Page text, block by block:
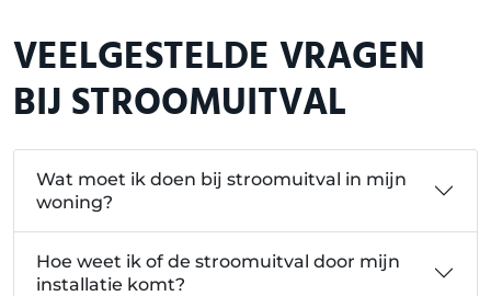
VEELGESTELDE VRAGEN
BIJ STROOMUITVAL
Wat moet ik doen bij stroomuitval in mijn
woning?
Hoe weet ik of de stroomuitval door mijn
installatie komt?